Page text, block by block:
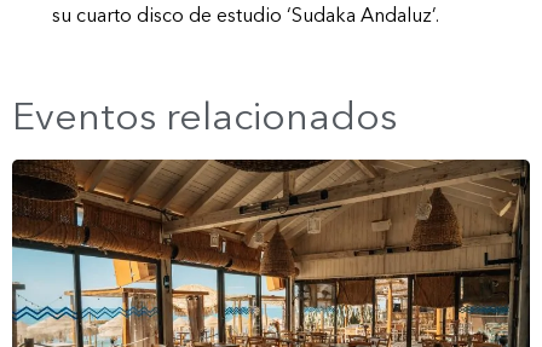
su cuarto disco de estudio ‘Sudaka Andaluz’.
Eventos relacionados